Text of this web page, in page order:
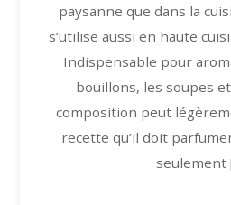
paysanne que dans la
s’utilise aussi en haute
Indispensable pour
bouillons, les soupes
composition peut
recette qu’il doit
seulement